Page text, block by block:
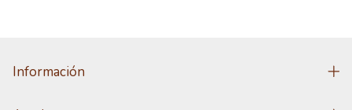
Información